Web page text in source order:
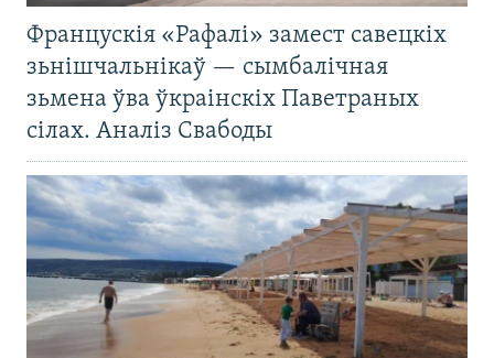
Францускія «Рафалі» замест савецкіх
зьнішчальнікаў — сымбалічная
зьмена ўва ўкраінскіх Паветраных
сілах. Аналіз Свабоды